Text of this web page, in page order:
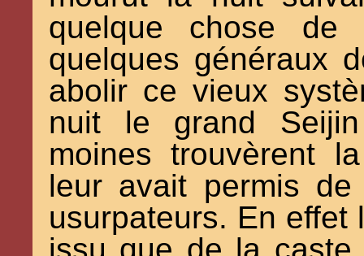
quelque chose de
quelques généraux
abolir ce vieux
nuit le grand
moines trouvèrent
leur avait permis
usurpateurs. En